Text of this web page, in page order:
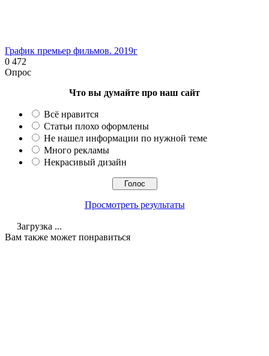
График премьер фильмов. 2019г
0 472
Опрос
Что вы думайте про наш сайт
Всё нравится
Статьи плохо оформлены
Не нашел информации по нужной теме
Много рекламы
Некрасивый дизайн
Просмотреть результаты
Загрузка ...
Вам также может понравиться